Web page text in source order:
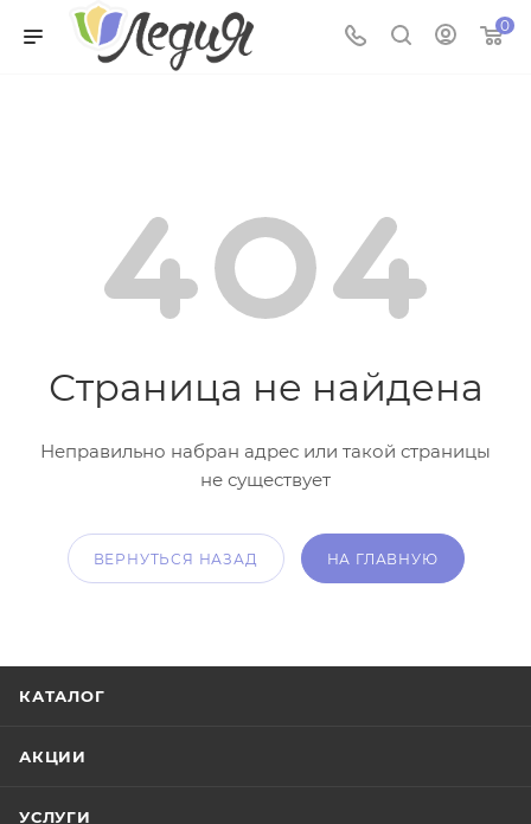
0
Страница не найдена
Неправильно набран адрес или такой страницы
не существует
ВЕРНУТЬСЯ НАЗАД НА ГЛАВНУЮ
КАТАЛОГ
АКЦИИ
УСЛУГИ